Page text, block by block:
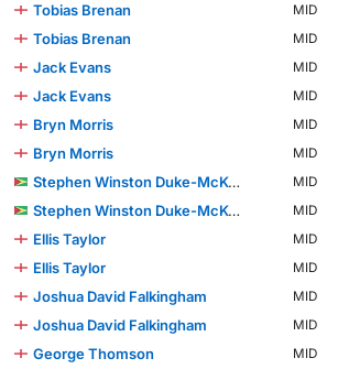
Tobias Brenan
MID
Tobias Brenan
MID
Jack Evans
MID
Jack Evans
MID
Bryn Morris
MID
Bryn Morris
MID
Stephen Winston Duke-McKenna
MID
Stephen Winston Duke-McKenna
MID
Ellis Taylor
MID
Ellis Taylor
MID
Joshua David Falkingham
MID
Joshua David Falkingham
MID
George Thomson
MID